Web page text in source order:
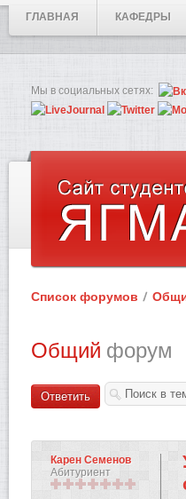
ГЛАВНАЯ КАФЕДРЫ
Мы в социальных сетях:
Список форумов
Общий форум
Ответить
Карен Семенов
Абитуриент